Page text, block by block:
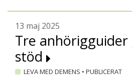
13 maj 2025
Tre
stöd
LEVA MED DEMENS • PUBLICERAT